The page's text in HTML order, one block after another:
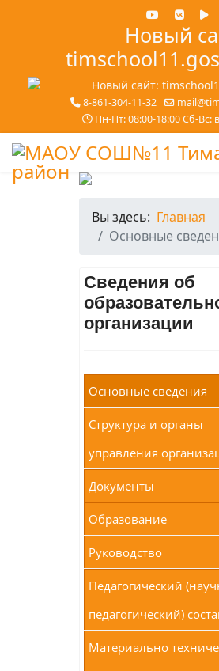
Новый
8-861-304-11-32
Пн-Пт: 08:00-18:00 Сб-Вс:
Вы здесь: Главная
Основные
Сведения об
организации
Основные сведения
Структура и органы
управления
Документы
Образование
Руководство
Педагогический
педагогический)
Материально